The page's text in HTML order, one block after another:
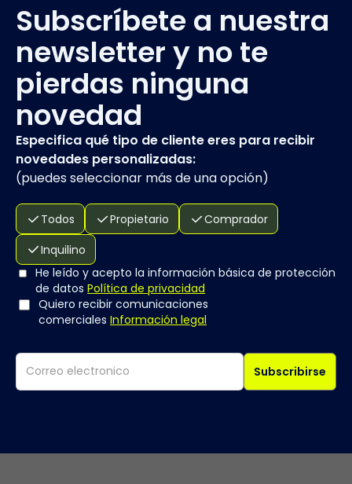
Subscríbete a nuestra
newsletter y no te
pierdas ninguna
novedad
Especifica qué tipo de cliente eres para recibir
novedades personalizadas:
(puedes seleccionar más de una opción)
Todos Propietario
Comprador
Inquilino
He leído y acepto la información básica de protección
de datos Política de privacidad
Quiero recibir comunicaciones
comerciales Información legal
Subscribirse